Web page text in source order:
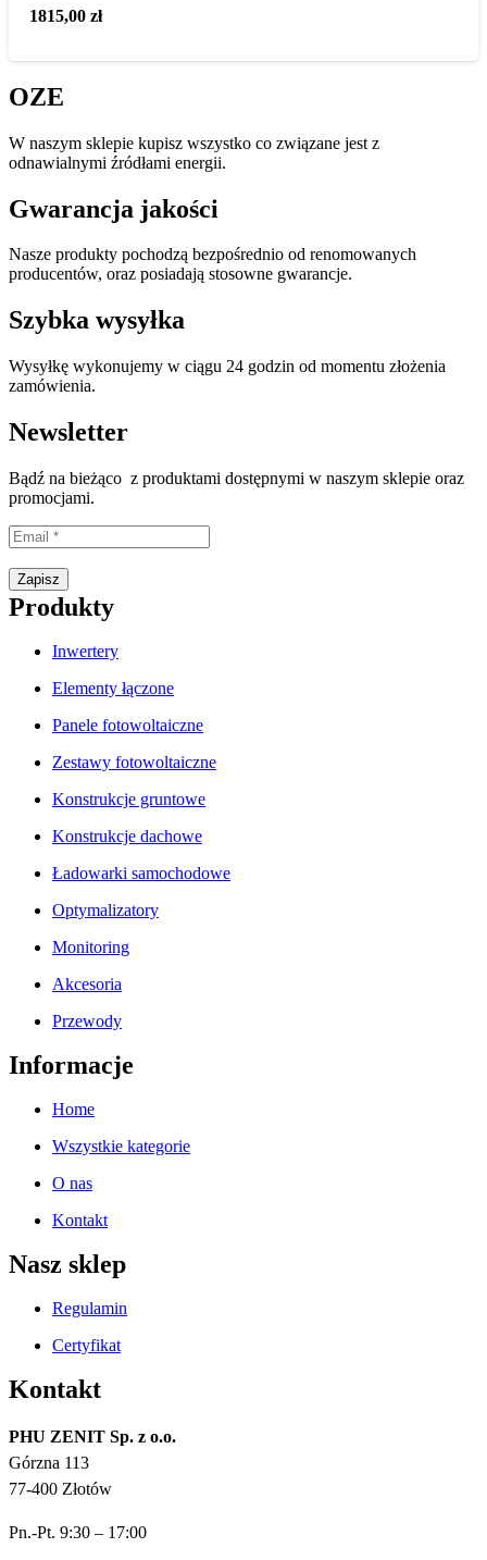
1815,00zł
OZE
W naszym sklepie kupisz wszystko co związane jest z
odnawialnymi źródłami energii.
Gwarancja jakości
Nasze produkty pochodzą bezpośrednio od renomowanych
producentów, oraz posiadają stosowne gwarancje.
Szybka wysyłka
Wysyłkę wykonujemy w ciągu 24 godzin od momentu złożenia
zamówienia.
Newsletter
Bądź na bieżąco z produktami dostępnymi w naszym sklepie oraz
promocjami.
Zapisz
Produkty
Inwertery
Elementy łączone
Panele fotowoltaiczne
Zestawy fotowoltaiczne
Konstrukcje gruntowe
Konstrukcje dachowe
Ładowarki samochodowe
Optymalizatory
Monitoring
Akcesoria
Przewody
Informacje
Home
Wszystkie kategorie
O nas
Kontakt
Nasz sklep
Regulamin
Certyfikat
Kontakt
PHU ZENIT Sp. z o.o.
Górzna 113
77-400 Złotów
Pn.-Pt. 9:30 – 17:00